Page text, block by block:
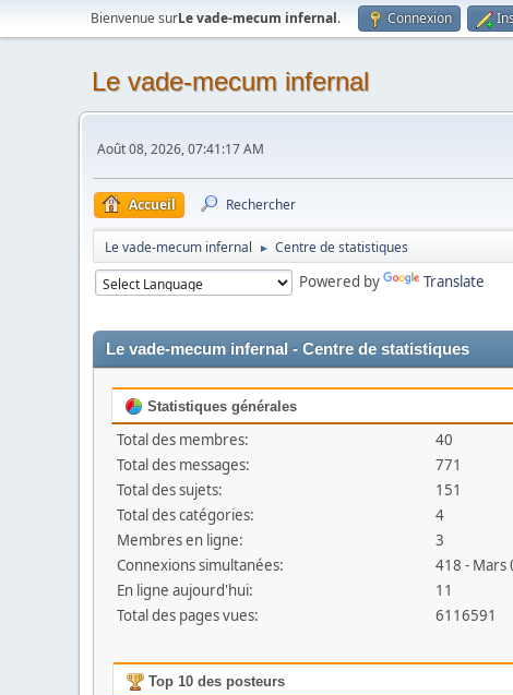
Bienvenue surLe vade-mecum infernal. Connexion
Le vade-mecum infernal
Août 08, 2026, 07:41:17 AM
Accueil Rechercher
Le vade-mecum infernal ► Centre de statistiques
Powered by Translate
Le vade-mecum infernal - Centre de statistiques
Statistiques générales
Total des membres:
40
Total des messages:
771
Total des sujets:
151
Total des catégories:
4
Membres en ligne:
3
Connexions simultanées:
418 - Mars
En ligne aujourd'hui:
11
Total des pages vues:
6116591
Top 10 des posteurs